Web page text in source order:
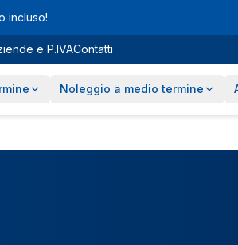
incluso!
e P.IVAContatti
Noleggio a medio termine